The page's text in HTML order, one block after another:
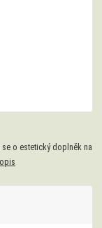
o estetický doplněk na